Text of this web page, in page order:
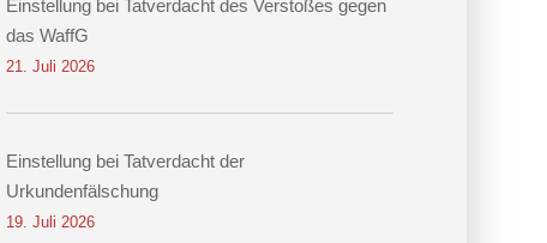
Einstellung bei Tatverdacht des Verstoßes gegen
das WaffG
21. Juli 2026
Einstellung bei Tatverdacht der
Urkundenfälschung
19. Juli 2026